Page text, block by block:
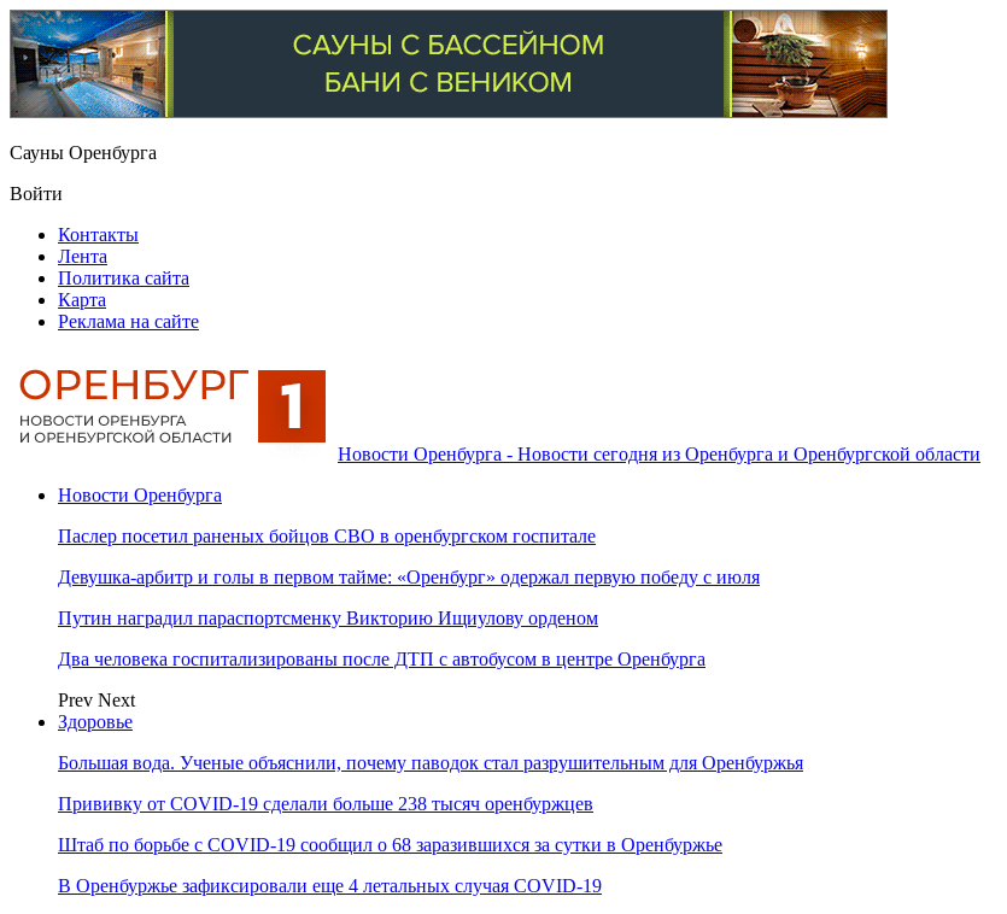
Сауны Оренбурга
Войти
Контакты
Лента
Политика сайта
Карта
Реклама на сайте
Новости Оренбурга - Новости сегодня из Оренбурга и Оренбургской области
Новости Оренбурга
Паслер посетил раненых бойцов СВО в оренбургском госпитале
Девушка-арбитр и голы в первом тайме: «Оренбург» одержал первую победу с июля
Путин наградил параспортсменку Викторию Ищиулову орденом
Два человека госпитализированы после ДТП с автобусом в центре Оренбурга
Prev Next
Здоровье
Большая вода. Ученые объяснили, почему паводок стал разрушительным для Оренбуржья
Прививку от COVID-19 сделали больше 238 тысяч оренбуржцев
Штаб по борьбе с СOVID-19 сообщил о 68 заразившихся за сутки в Оренбуржье
В Оренбуржье зафиксировали еще 4 летальных случая COVID-19